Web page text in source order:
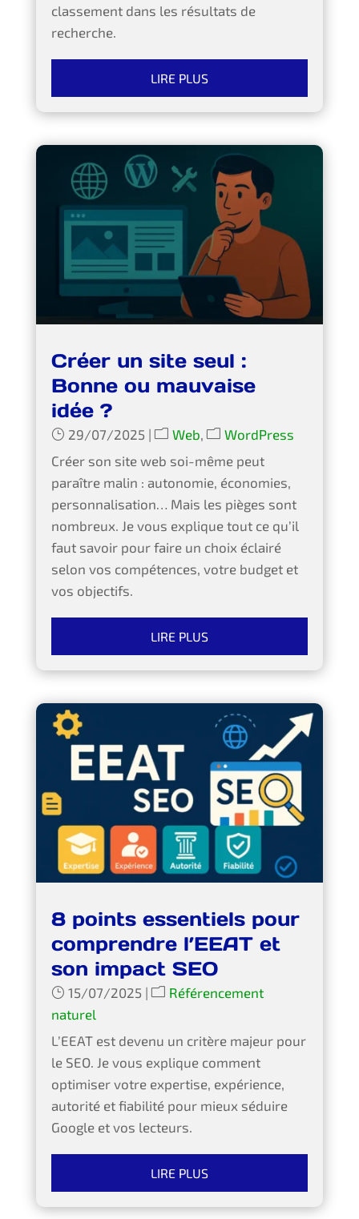
classement dans les résultats de
recherche.
LIRE PLUS
Créer un site seul :
Bonne ou mauvaise
idée ?
29/07/2025 | Web,
WordPress
Créer son site web soi-même peut
paraître malin : autonomie, économies,
personnalisation… Mais les pièges sont
nombreux. Je vous explique tout ce qu’il
faut savoir pour faire un choix éclairé
selon vos compétences, votre budget et
vos objectifs.
LIRE PLUS
8 points essentiels pour
comprendre l’EEAT et
son impact SEO
15/07/2025 |
Référencement
naturel
L’EEAT est devenu un critère majeur pour
le SEO. Je vous explique comment
optimiser votre expertise, expérience,
autorité et fiabilité pour mieux séduire
Google et vos lecteurs.
LIRE PLUS